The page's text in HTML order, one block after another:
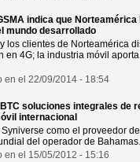
indica que
mundo desarrollado
los clientes de Norteamérica
en 4G; la industria móvil
en el 22/09/2014 - 18:54
soluciones integrales de
internacional
como el proveedor
del operador de Bahamas.
el 15/05/2012 - 15:16